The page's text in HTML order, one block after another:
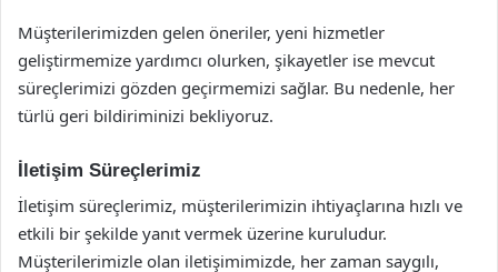
Müşterilerimizden gelen öneriler, yeni hizmetler
geliştirmemize yardımcı olurken, şikayetler ise mevcut
süreçlerimizi gözden geçirmemizi sağlar. Bu nedenle, her
türlü geri bildiriminizi bekliyoruz.
İletişim Süreçlerimiz
İletişim süreçlerimiz, müşterilerimizin ihtiyaçlarına hızlı ve
etkili bir şekilde yanıt vermek üzerine kuruludur.
Müşterilerimizle olan iletişimimizde, her zaman saygılı,